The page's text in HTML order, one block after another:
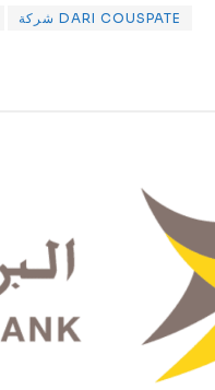
شركة DARI COUSPATE